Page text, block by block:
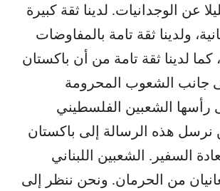
عن الوجدانيات. لدينا ثقة كبيرة
ولدينا ثقة تامة بالمفاوضات
كما لدينا ثقة تامة من أن باكستان
جانب الشعوب المحرومة
رأسها الشعبين الفلسطيني
نرسل هذه الرسالة إلى باكستان
السفير. الشعبين اللبناني
من الحرمان. ونحن ننظر إلى